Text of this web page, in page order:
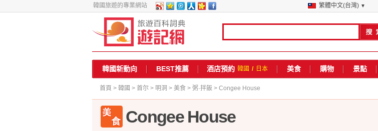
韓國旅遊的專業網站 繁體中文(台灣) ▼
韓國新動向 BEST推薦 酒店預約 韓國 / 日本 美食 購物 景點
首頁 > 韓國 > 首尔 > 明洞 > 美食 > 粥·拌飯 > Congee House
Congee House